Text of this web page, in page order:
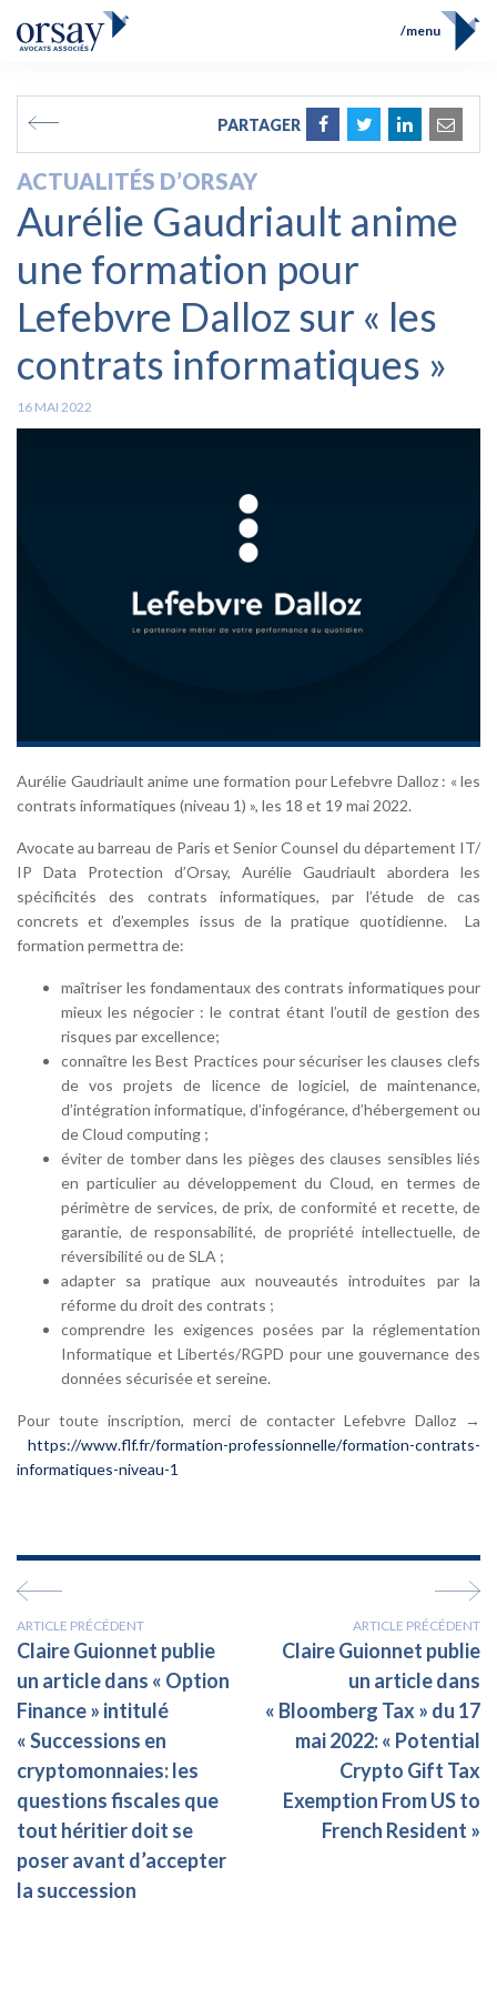
FR
menu
Compétences
Prix et Distinctions
Opérations
Actualités
Contact
PARTAGER
ACTUALITÉS D’ORSAY
Aurélie Gaudriault anime
une formation pour
Lefebvre Dalloz sur « les
contrats informatiques »
16 MAI 2022
Aurélie Gaudriault anime une formation pour Lefebvre Dalloz : « les
contrats informatiques (niveau 1) », les 18 et 19 mai 2022.
Avocate au barreau de Paris et Senior Counsel du département IT/
IP Data Protection d’Orsay, Aurélie Gaudriault abordera les
spécificités des contrats informatiques, par l’étude de cas
concrets et d’exemples issus de la pratique quotidienne. La
formation permettra de:
maîtriser les fondamentaux des contrats informatiques pour
mieux les négocier : le contrat étant l’outil de gestion des
risques par excellence;
connaître les Best Practices pour sécuriser les clauses clefs
de vos projets de licence de logiciel, de maintenance,
d’intégration informatique, d’infogérance, d’hébergement ou
de Cloud computing ;
éviter de tomber dans les pièges des clauses sensibles liés
en particulier au développement du Cloud, en termes de
périmètre de services, de prix, de conformité et recette, de
garantie, de responsabilité, de propriété intellectuelle, de
réversibilité ou de SLA ;
adapter sa pratique aux nouveautés introduites par la
réforme du droit des contrats ;
comprendre les exigences posées par la réglementation
Informatique et Libertés/RGPD pour une gouvernance des
données sécurisée et sereine.
Pour toute inscription, merci de contacter Lefebvre Dalloz →
https://www.flf.fr/formation-professionnelle/formation-contrats-
informatiques-niveau-1
ARTICLE PRÉCÉDENT
Claire Guionnet publie
un article dans « Option
Finance » intitulé
« Successions en
cryptomonnaies: les
questions fiscales que
tout héritier doit se
poser avant d’accepter
la succession
ARTICLE PRÉCÉDENT
Claire Guionnet publie
un article dans
« Bloomberg Tax » du 17
mai 2022: « Potential
Crypto Gift Tax
Exemption From US to
French Resident »